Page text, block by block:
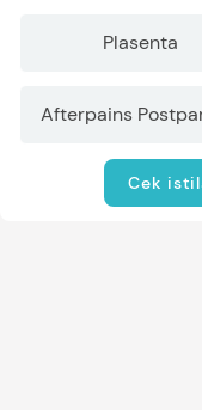
Plasenta
Afterpains
Cek